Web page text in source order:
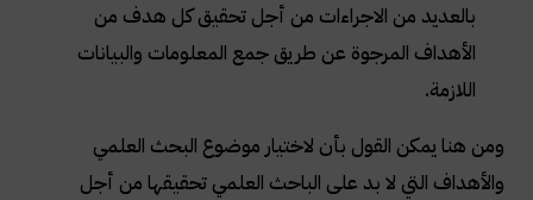
بالعديد من الاجراءات من أجل تحقيق كل هدف من
الأهداف المرجوة عن طريق جمع المعلومات والبيانات
اللازمة.
ومن هنا يمكن القول بأن لاختيار موضوع البحث العلمي
والأهداف التي لا بد على الباحث العلمي تحقيقها من أجل